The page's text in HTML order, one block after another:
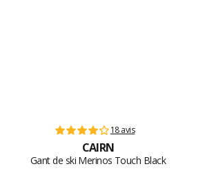
18 avis
CAIRN
Gant de ski Merinos Touch Black